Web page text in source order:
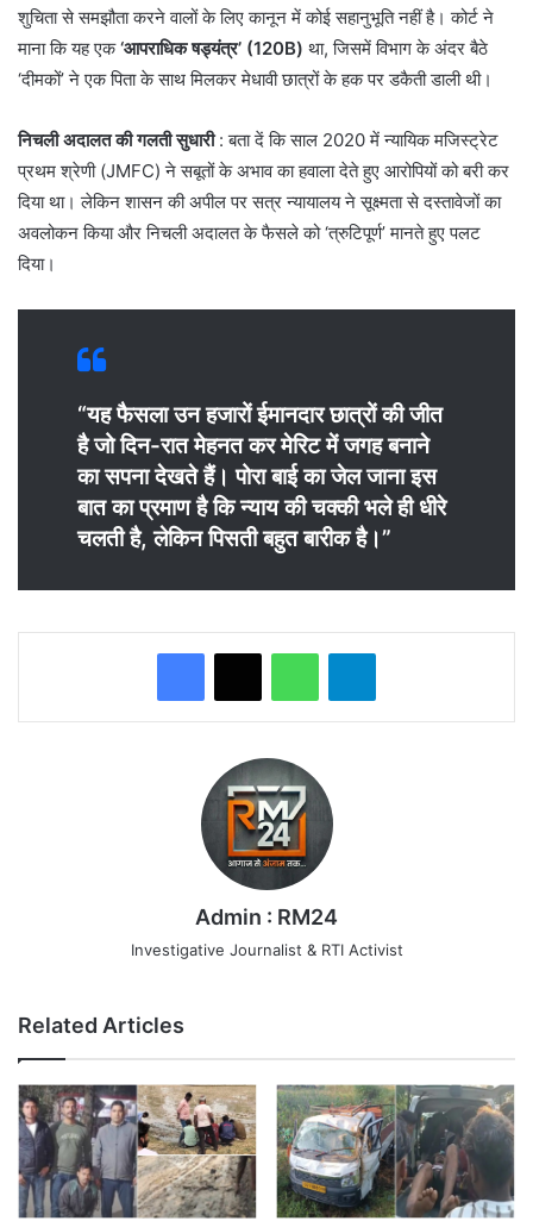
शुचिता से समझौता करने वालों के लिए कानून में कोई सहानुभूति नहीं है। कोर्ट ने
माना कि यह एक‘आपराधिक षड्यंत्र’ (120B) था, जिसमें विभाग के अंदर बैठे
‘दीमकों’ ने एक पिता के साथ मिलकर मेधावी छात्रों के हक पर डकैती डाली थी।
निचली अदालत की गलती सुधारी: ​बता दें कि साल 2020 में न्यायिक मजिस्ट्रेट
प्रथम श्रेणी (JMFC) ने सबूतों के अभाव का हवाला देते हुए आरोपियों को बरी कर
दिया था। लेकिन शासन की अपील पर सत्र न्यायालय ने सूक्ष्मता से दस्तावेजों का
अवलोकन किया और निचली अदालत के फैसले को ‘त्रुटिपूर्ण’ मानते हुए पलट
दिया।
“यह फैसला उन हजारों ईमानदार छात्रों की जीत
है जो दिन-रात मेहनत कर मेरिट में जगह बनाने
का सपना देखते हैं। पोरा बाई का जेल जाना इस
बात का प्रमाण है कि न्याय की चक्की भले ही धीरे
चलती है, लेकिन पिसती बहुत बारीक है।”
WhatsAppTelegram
Admin : RM24
Investigative Journalist & RTI Activist
Related Articles